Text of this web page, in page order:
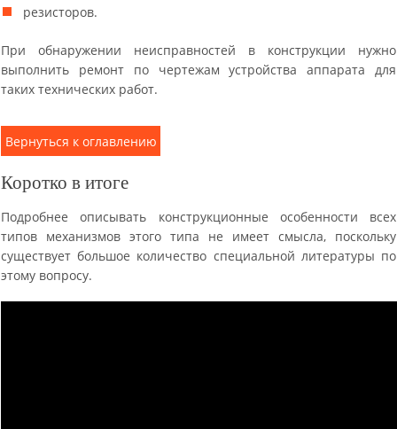
резисторов.
При обнаружении неисправностей в конструкции нужно
выполнить ремонт по чертежам устройства аппарата для
таких технических работ.
Вернуться к оглавлению
Коротко в итоге
Подробнее описывать конструкционные особенности всех
типов механизмов этого типа не имеет смысла, поскольку
существует большое количество специальной литературы по
этому вопросу.